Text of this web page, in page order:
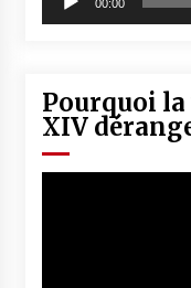
00:00
Pourquoi la
XIV